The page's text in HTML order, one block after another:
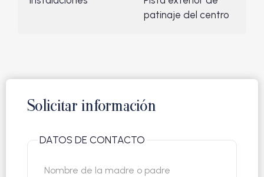
Solicitar información
DATOS DE CONTACTO
Label
patinaje del centro